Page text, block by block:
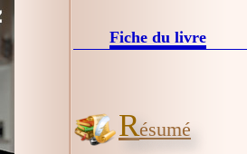
Fiche du livre
Résumé